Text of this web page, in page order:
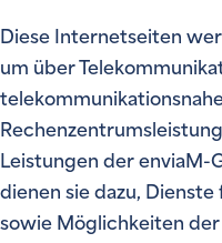
Diese Internetseiten
um über
Leistungen der enviaM-
dienen sie dazu,
sowie Möglichkeiten